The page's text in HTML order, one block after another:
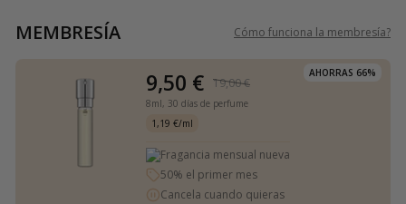
MEMBRESÍA Cómo funciona la membresía?
AHORRAS 66%
9,50 € 19,00 €
8ml, 30 días de perfume
1,19 €/ml
Fragancia mensual nueva
50% el primer mes
Cancela cuando quieras